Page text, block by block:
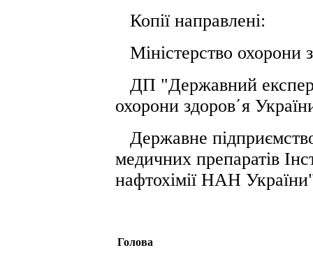
Копії направлені:
Міністерство охорони
ДП "Державний
охорони здоров΄я
Державне
медичних препаратів
нафтохімії НАН
Голова